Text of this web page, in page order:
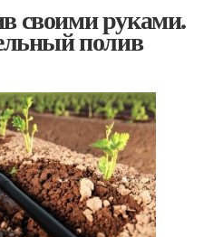
своими руками.
полив